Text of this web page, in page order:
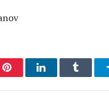
PinterestLinkedInTumblr